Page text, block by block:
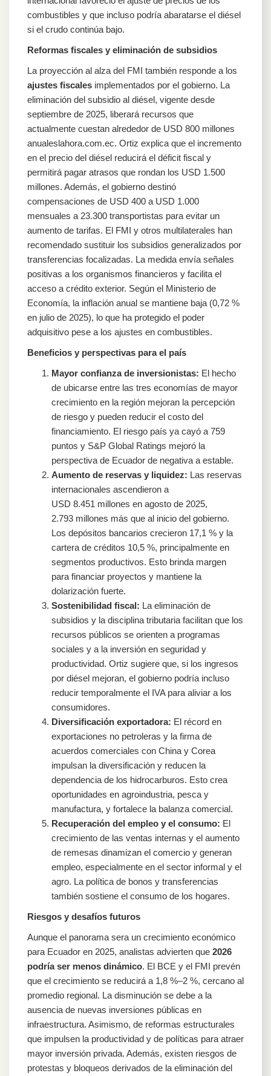
combustibles y que incluso podría abaratarse el diésel
si el crudo continúa bajo.
Reformas fiscales y eliminación de subsidios
La proyección al alza del FMI también responde a los
ajustes fiscales implementados por el gobierno. La
eliminación del subsidio al diésel, vigente desde
septiembre de 2025, liberará recursos que
actualmente cuestan alrededor de USD 800 millones
anualeslahora.com.ec. Ortiz explica que el incremento
en el precio del diésel reducirá el déficit fiscal y
permitirá pagar atrasos que rondan los USD 1.500
millones. Además, el gobierno destinó
compensaciones de USD 400 a USD 1.000
mensuales a 23.300 transportistas para evitar un
aumento de tarifas. El FMI y otros multilaterales han
recomendado sustituir los subsidios generalizados por
transferencias focalizadas. La medida envía señales
positivas a los organismos financieros y facilita el
acceso a crédito exterior. Según el Ministerio de
Economía, la inflación anual se mantiene baja (0,72 %
en julio de 2025), lo que ha protegido el poder
adquisitivo pese a los ajustes en combustibles.
Beneficios y perspectivas para el país
Mayor confianza de inversionistas: El hecho
de ubicarse entre las tres economías de mayor
crecimiento en la región mejoran la percepción
de riesgo y pueden reducir el costo del
financiamiento. El riesgo país ya cayó a 759
puntos y S&P Global Ratings mejoró la
perspectiva de Ecuador de negativa a estable.
Aumento de reservas y liquidez: Las reservas
internacionales ascendieron a
USD 8.451 millones en agosto de 2025,
2.793 millones más que al inicio del gobierno.
Los depósitos bancarios crecieron 17,1 % y la
cartera de créditos 10,5 %, principalmente en
segmentos productivos. Esto brinda margen
para financiar proyectos y mantiene la
dolarización fuerte.
Sostenibilidad fiscal: La eliminación de
subsidios y la disciplina tributaria facilitan que los
recursos públicos se orienten a programas
sociales y a la inversión en seguridad y
productividad. Ortiz sugiere que, si los ingresos
por diésel mejoran, el gobierno podría incluso
reducir temporalmente el IVA para aliviar a los
consumidores.
Diversificación exportadora: El récord en
exportaciones no petroleras y la firma de
acuerdos comerciales con China y Corea
impulsan la diversificación y reducen la
dependencia de los hidrocarburos. Esto crea
oportunidades en agroindustria, pesca y
manufactura, y fortalece la balanza comercial.
Recuperación del empleo y el consumo: El
crecimiento de las ventas internas y el aumento
de remesas dinamizan el comercio y generan
empleo, especialmente en el sector informal y el
agro. La política de bonos y transferencias
también sostiene el consumo de los hogares.
Riesgos y desafíos futuros
Aunque el panorama sera un crecimiento económico
para Ecuador en 2025, analistas advierten que 2026
podría ser menos dinámico. El BCE y el FMI prevén
que el crecimiento se reducirá a 1,8 %–2 %, cercano al
promedio regional. La disminución se debe a la
ausencia de nuevas inversiones públicas en
infraestructura. Asimismo, de reformas estructurales
que impulsen la productividad y de políticas para atraer
mayor inversión privada. Además, existen riesgos de
protestas y bloqueos derivados de la eliminación del